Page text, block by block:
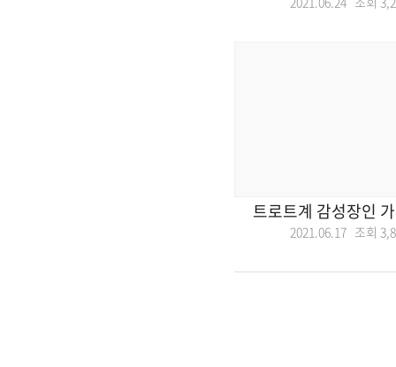
트로트계 감성장인
2021.06.17 조회